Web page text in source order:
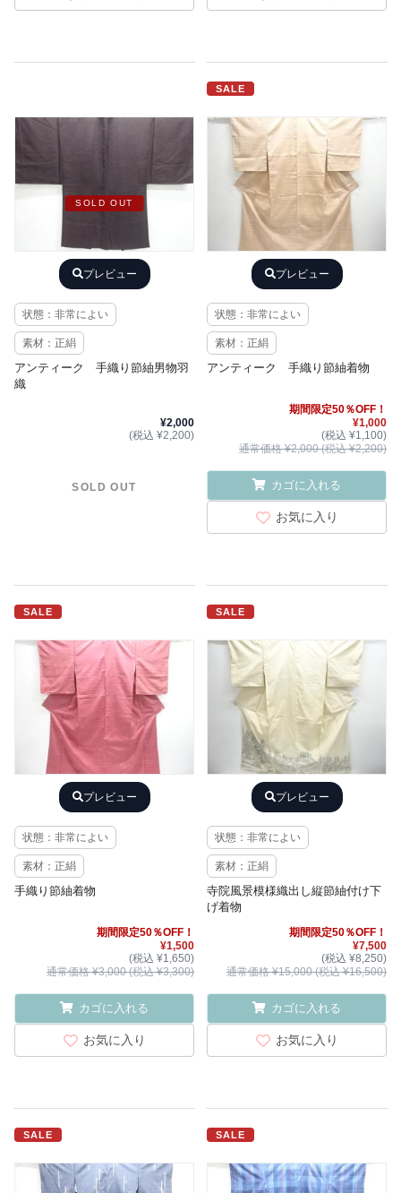
SOLD OUT
プレビュー
状態：非常によい
素材：正絹
アンティーク 手織り節紬男物羽
織
¥2,000
(税込 ¥2,200)
SOLD OUT
SALE
プレビュー
状態：非常によい
素材：正絹
アンティーク 手織り節紬着物
期間限定50％OFF！
¥1,000
(税込 ¥1,100)
通常価格 ¥2,000 (税込 ¥2,200)
カゴに入れる
お気に入り
SALE
プレビュー
状態：非常によい
素材：正絹
手織り節紬着物
期間限定50％OFF！
¥1,500
(税込 ¥1,650)
通常価格 ¥3,000 (税込 ¥3,300)
カゴに入れる
お気に入り
SALE
プレビュー
状態：非常によい
素材：正絹
寺院風景模様織出し縦節紬付け下
げ着物
期間限定50％OFF！
¥7,500
(税込 ¥8,250)
通常価格 ¥15,000 (税込 ¥16,500)
カゴに入れる
お気に入り
SALE SALE